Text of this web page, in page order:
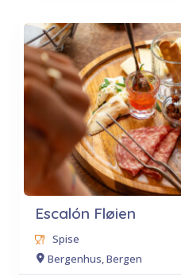
Escalón Fløien
Spise
Bergenhus, Bergen